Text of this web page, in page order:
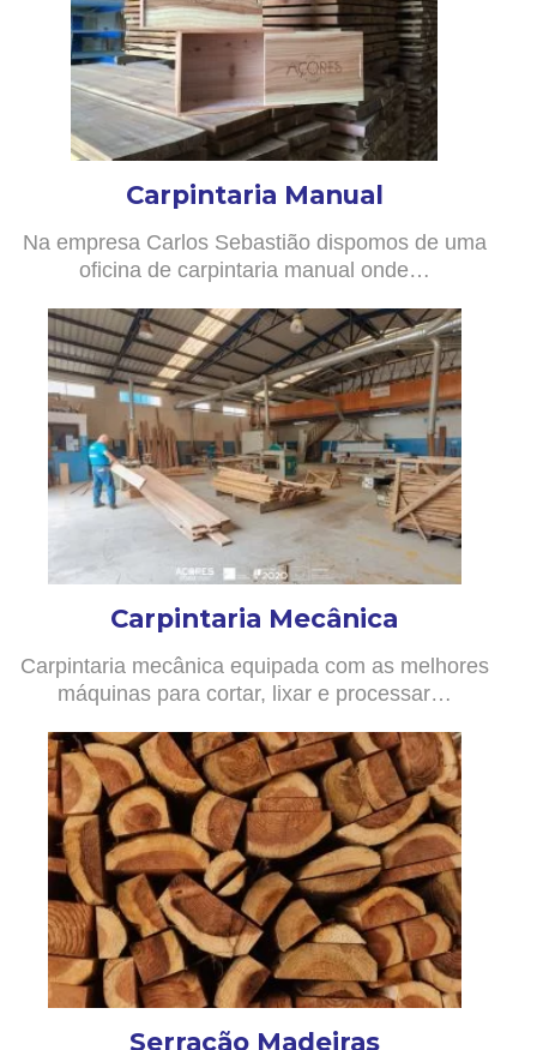
Carpintaria Manual
Na empresa Carlos Sebastião dispomos de uma
oficina de carpintaria manual onde…
Carpintaria Mecânica
Carpintaria mecânica equipada com as melhores
máquinas para cortar, lixar e processar…
Serração Madeiras